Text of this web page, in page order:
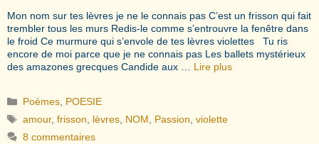
Mon nom sur tes lèvres je ne le connais pas C’est un frisson qui fait
trembler tous les murs Redis-le comme s’entrouvre la fenêtre dans
le froid Ce murmure qui s’envole de tes lèvres violettes Tu ris
encore de moi parce que je ne connais pas Les ballets mystérieux
des amazones grecques Candide aux … Lire plus
Catégories
Poèmes POESIE
Étiquettes
amour,frisson lèvres NOM Passion ,violette
8 commentaires